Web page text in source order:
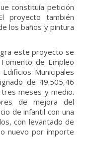
constituía petición
proyecto también
los baños y pintura
este proyecto se
de Empleo
Municipales
de 49.505,46
meses y medio.
de mejora del
de infantil con una
con levantado de
nuevo por importe